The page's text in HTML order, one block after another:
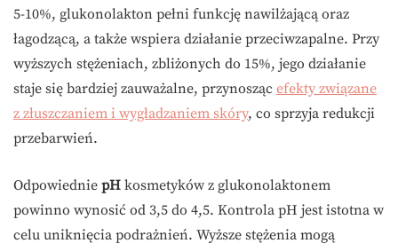
5-10%, glukonolakton pełni funkcję nawilżającą oraz
łagodzącą, a także wspiera działanie przeciwzapalne. Przy
wyższych stężeniach, zbliżonych do 15%, jego działanie
staje się bardziej zauważalne, przynosząc efekty związane
z złuszczaniem i wygładzaniem skóry, co sprzyja redukcji
przebarwień.
Odpowiednie pH kosmetyków z glukonolaktonem
powinno wynosić od 3,5 do 4,5. Kontrola pH jest istotna w
celu uniknięcia podrażnień. Wyższe stężenia mogą